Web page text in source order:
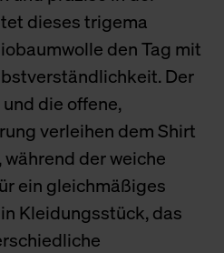
dieses trigema
den Tag mit
Der
die offene,
verleihen dem Shirt
der weiche
ein gleichmäßiges
Kleidungsstück, das